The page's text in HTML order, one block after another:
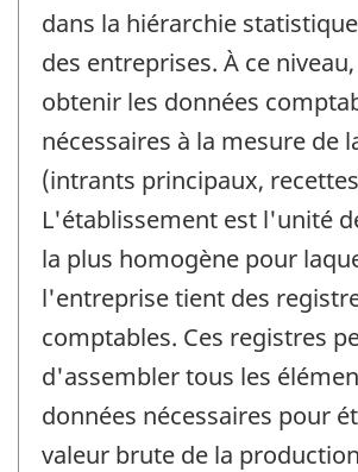
dans la hiérarchie
des entreprises. À ce
obtenir les données
nécessaires à la mesure de
(intrants principaux,
L'établissement est l'unité
la plus homogène pour
l'entreprise tient des
comptables. Ces registres
d'assembler tous les
données nécessaires pour
valeur brute de la